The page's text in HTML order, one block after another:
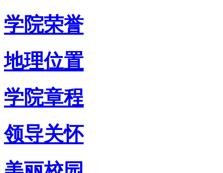
学院荣誉
地理位置
学院章程
领导关怀